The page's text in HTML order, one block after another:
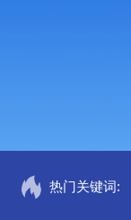
热门关键词: